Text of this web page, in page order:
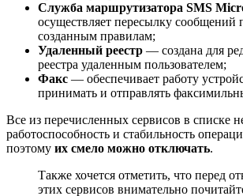
Служба маршрутизатора SMS
осуществляет пересылку сообщений
созданным правилам;
Удаленный реестр — создана для
реестра удаленным пользователем;
Факс — обеспечивает работу
принимать и отправлять
Все из перечисленных сервисов в списке
работоспособность и стабильность
поэтому их смело можно отключать.
Также хочется отметить, что перед
этих сервисов внимательно